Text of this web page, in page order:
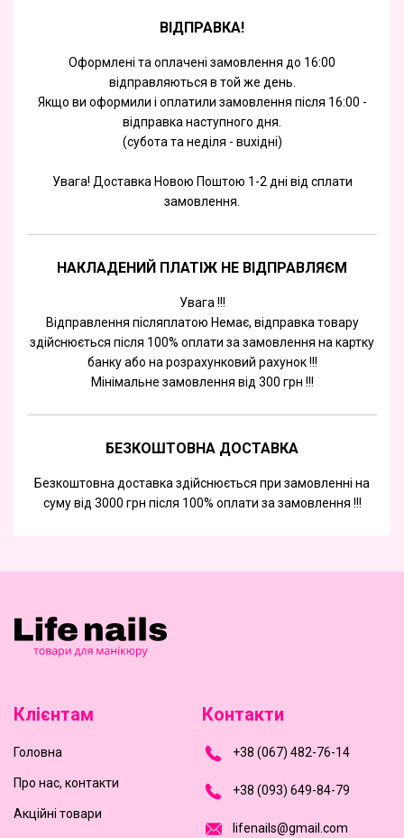
ВІДПРАВКА!
Оформлені та оплачені замовлення до 16:00
відправляються в той же день.
Якщо ви оформили і оплатили замовлення після 16:00 -
відправка наступного дня.
(субота та недiля - вuхiднi)
Увага! Доставка Новою Поштою 1-2 дні від сплати
замовлення.
НАКЛАДЕНИЙ ПЛАТІЖ НЕ ВІДПРАВЛЯЄМ
Увага !!!
Відправлення післяплатою Немає, відправка товару
здійснюється після 100% оплати за замовлення на картку
банку або на розрахунковий рахунок !!!
Мінімальне замовлення від 300 грн !!!
БЕЗКОШТОВНА ДОСТАВКА
Безкоштовна доставка здійснюється при замовленні на
суму від 3000 грн після 100% оплати за замовлення !!!
Клієнтам
Головна
Про нас, контакти
Акційні товари
Контакти
+38 (067) 482-76-14
+38 (093) 649-84-79
ifenai s@gmai com